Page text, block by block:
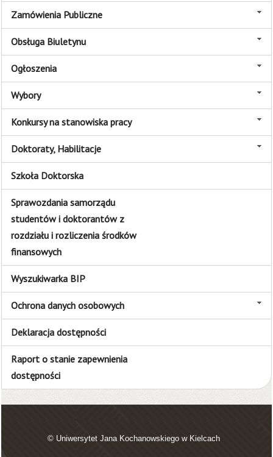
Zamówienia Publiczne
Obsługa Biuletynu
Ogłoszenia
Wybory
Konkursy na stanowiska pracy
Doktoraty, Habilitacje
Szkoła Doktorska
Sprawozdania samorządu
studentów i doktorantów z
rozdziału i rozliczenia środków
finansowych
Wyszukiwarka BIP
Ochrona danych osobowych
Deklaracja dostępności
Raport o stanie zapewnienia
dostępności
© Uniwersytet Jana Kochanowskiego w Kielcach